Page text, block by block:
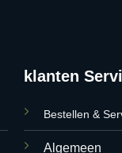
klanten
Bestellen &
Algemeen